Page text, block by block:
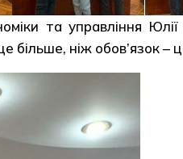
та управління
більше, ніж обов’язок –